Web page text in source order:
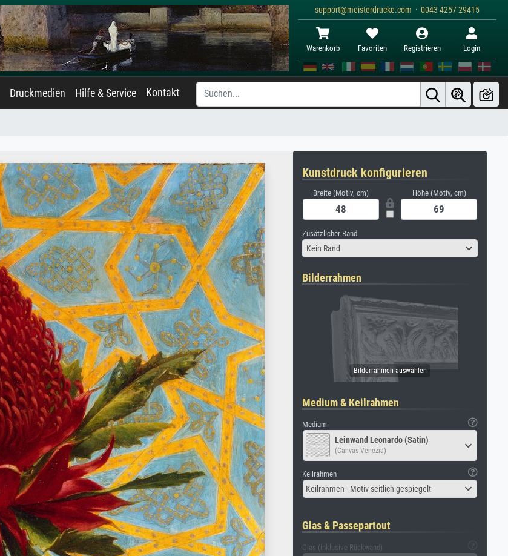
support@meisterdrucke.com · 0043 4257 29415
Warenkorb Favoriten Registrieren Login
Druckmedien Hilfe & Service Kontakt
Kunstdruck konfigurieren
Breite (Motiv, cm) Höhe (Motiv, cm)
Zusätzlicher Rand
Kein Rand
Bilderrahmen
Medium & Keilrahmen
Medium
Leinwand Leonardo (Satin)
(Canvas Venezia)
Keilrahmen
Keilrahmen - Motiv seitlich gespiegelt
Glas & Passepartout
Glas (inklusive Rückwand)